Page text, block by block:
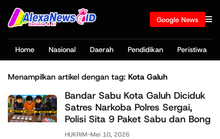
Google News
Home Nasional Daerah Pendidikan Peristiwa
Menampilkan artikel dengan tag: Kota Galuh
Bandar Sabu Kota Galuh Diciduk
Satres Narkoba Polres Sergai,
Polisi Sita 9 Paket Sabu dan Bong
HUKRIM-Mei 10, 2026